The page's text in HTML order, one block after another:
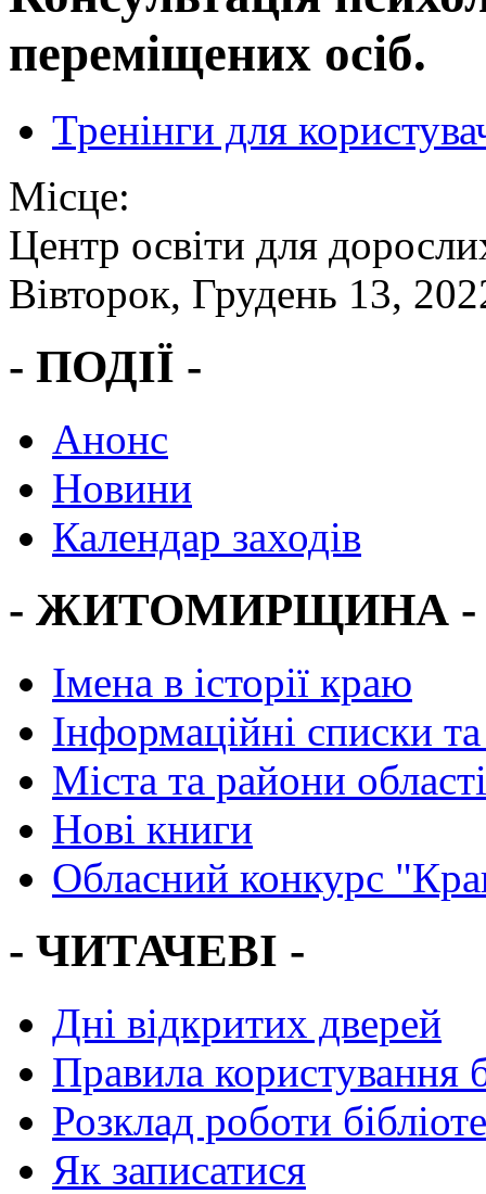
переміщених осіб.
Тренінги для
Місце:
Центр освіти для
Вівторок, Грудень 13,
- ПОДІЇ -
Анонс
Новини
Календар заходів
- ЖИТОМИРЩИНА -
Імена в історії краю
Інформаційні списки
Міста та райони області
Нові книги
Обласний конкурс
- ЧИТАЧЕВІ -
Дні відкритих дверей
Правила користування
Розклад роботи
Як записатися